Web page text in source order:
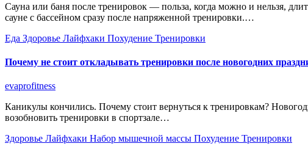
Сауна или баня после тренировок — польза, когда можно и нельзя,
сауне с бассейном сразу после напряженной тренировки.…
Еда Здоровье Лайфхаки Похудение Тренировки
Почему не стоит откладывать тренировки после новогодних
evaprofitness
Каникулы кончились. Почему стоит вернуться к тренировкам?
возобновить тренировки в спортзале…
Здоровье Лайфхаки Набор мышечной массы Похудение Тренировки